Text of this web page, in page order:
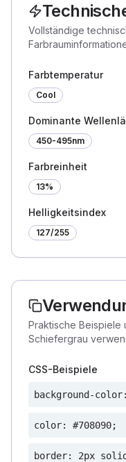
Vollständige
Farbtemperatur
Cool
Dominante
450-495nm
Farbreinheit
13%
Helligkeitsindex
127/255
Praktische
Schiefergrau
CSS-Beispiele
background-
color: #708090;
border: 2px